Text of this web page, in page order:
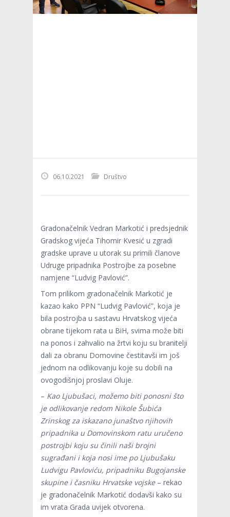
06.10.2021 Društvo
Gradonačelnik Vedran Markotić i predsjednik
Gradskog vijeća Tihomir Kvesić u zgradi
gradske uprave u utorak su primili članove
Udruge pripadnika Postrojbe za posebne
namjene “Ludvig Pavlović”.
Tom prilikom gradonačelnik Markotić je
kazao kako PPN “Ludvig Pavlović”, koja je
bila postrojba u sastavu Hrvatskog vijeća
obrane tijekom rata u BiH, svima može biti
na ponos i zahvalio na žrtvi koju su branitelji
dali za obranu Domovine čestitavši im još
jednom na odlikovanju koje su dobili na
ovogodišnjoj proslavi Oluje.
– Kao Ljubušaci, možemo biti ponosni što
je odlikovanje redom Nikole Šubića
Zrinskog za iskazano junaštvo njihovih
pripadnika u Domovinskom ratu uručeno
postrojbi koju su činili naši brojni
sugrađani i koja nosi ime po Ljubušaku
Ludvigu Pavloviću, pripadniku Bugojanske
skupine i časniku Hrvatske vojske– rekao
je gradonačelnik Markotić dodavši kako su
im vrata Grada uvijek otvorena.